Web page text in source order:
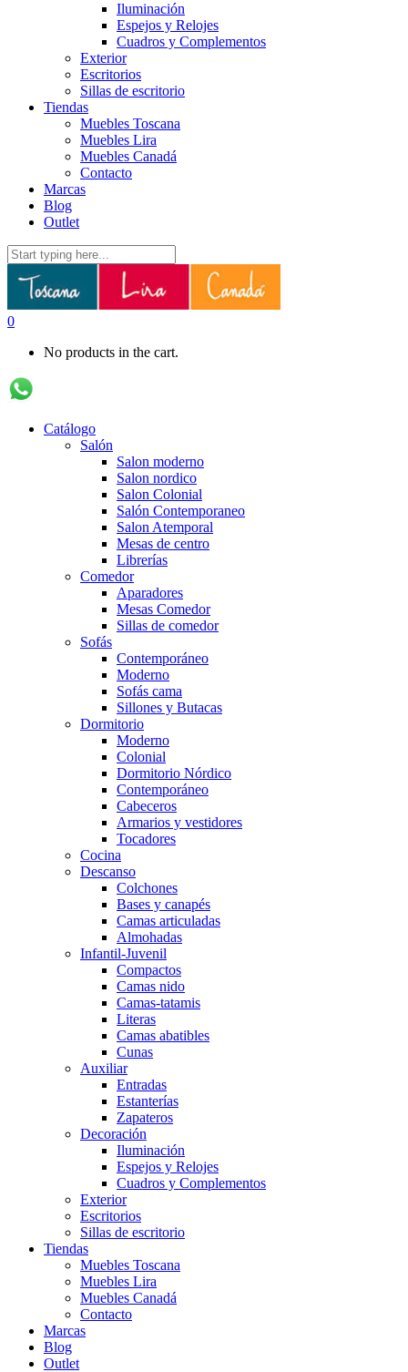
Iluminación
Espejos y Relojes
Cuadros y Complementos
Exterior
Escritorios
Sillas de escritorio
Tiendas
Muebles Toscana
Muebles Lira
Muebles Canadá
Contacto
Marcas
Blog
Outlet
0
No products in the cart.
Catálogo
Salón
Salon moderno
Salon nordico
Salon Colonial
Salón Contemporaneo
Salon Atemporal
Mesas de centro
Librerías
Comedor
Aparadores
Mesas Comedor
Sillas de comedor
Sofás
Contemporáneo
Moderno
Sofás cama
Sillones y Butacas
Dormitorio
Moderno
Colonial
Dormitorio Nórdico
Contemporáneo
Cabeceros
Armarios y vestidores
Tocadores
Cocina
Descanso
Colchones
Bases y canapés
Camas articuladas
Almohadas
Infantil-Juvenil
Compactos
Camas nido
Camas-tatamis
Literas
Camas abatibles
Cunas
Auxiliar
Entradas
Estanterías
Zapateros
Decoración
Iluminación
Espejos y Relojes
Cuadros y Complementos
Exterior
Escritorios
Sillas de escritorio
Tiendas
Muebles Toscana
Muebles Lira
Muebles Canadá
Contacto
Marcas
Blog
Outlet